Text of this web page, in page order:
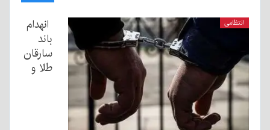
انتظامی
انهدام
باند
سارقان
طلا و